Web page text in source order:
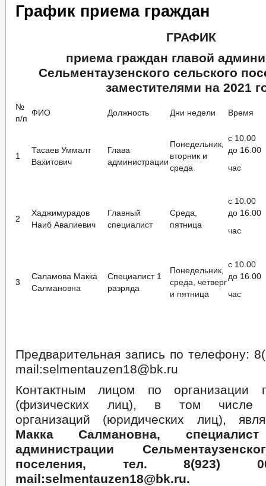
График приема граждан
ГРАФИК
приема граждан главой
Сельментаузенского сельского
заместителями на 2021
№
п/п
ФИО Должность Дни недели Время
1
Тасаев Уммалт
Вахитович
Глава
администрации
Понедельник,
вторник и
среда
с 10.00
до 16.00
час
2
Хаджимурадов
Наиб Авалиевич
Главный
специалист
Среда,
пятница
с 10.00
до 16.00
час
3
Саламова Макка
Салмановна
Специалист 1
разряда
Понедельник,
среда, четверг
и пятница
с 10.00
до 16.00
час
Предварительная запись по телефону:
mail:selmentauzen18@bk.ru
Контактным лицом по организации
(физических лиц), в том числе
организаций (юридических лиц),
Макка Салмановна,
администрации
поселения, тел. 8(923)
mail:selmentauzen18@bk.ru.